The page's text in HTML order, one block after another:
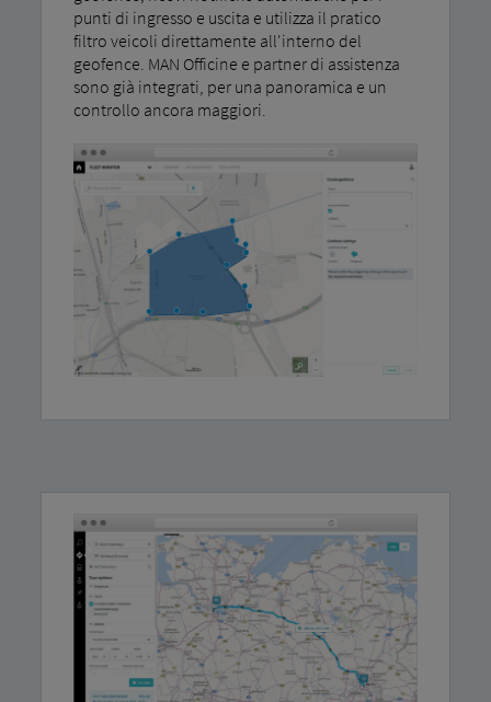
punti di ingresso e uscita e utilizza il pratico
filtro veicoli direttamente all'interno del
geofence. MAN Officine e partner di assistenza
sono già integrati, per una panoramica e un
controllo ancora maggiori.